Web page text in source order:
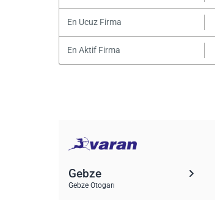
En Ucuz Firma
En Aktif Firma
Gebze
Gebze Otogarı